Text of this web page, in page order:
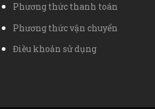
Phương thức thanh toán
Phương thức vận chuyển
Điều khoản sử dụng